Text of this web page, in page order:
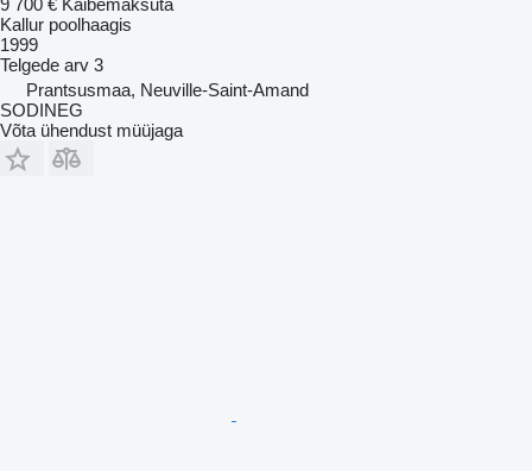
Kallur poolhaagis
1999
Telgede arv 3
Prantsusmaa, Neuville-Saint-Amand
SODINEG
Võta ühendust müüjaga